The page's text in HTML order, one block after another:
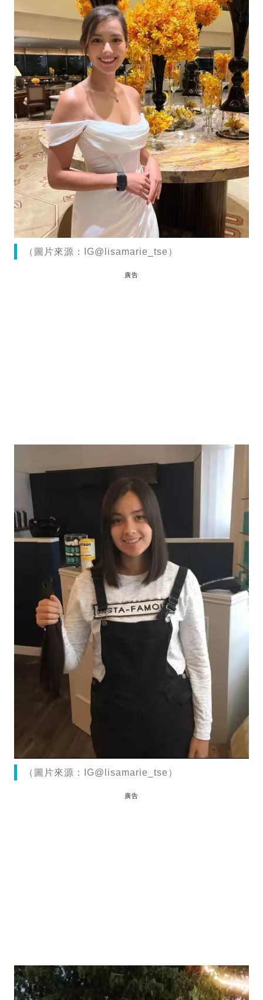
（圖片來源：IG@lisamarie_tse）
廣告
（圖片來源：IG@lisamarie_tse）
廣告